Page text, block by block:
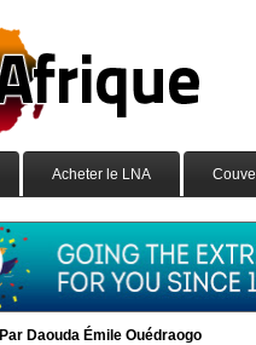
Acheter le LNA
Par Daouda Émile Ouédraogo